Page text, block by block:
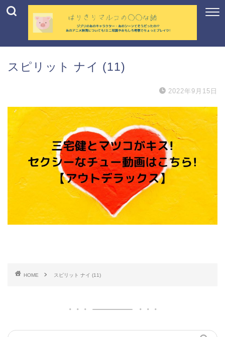
スピリット ナイ (11)
2022年9月15日
HOME スピリット ナイ (11)